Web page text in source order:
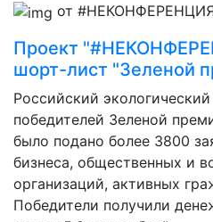
от
Проект
шорт-лист "Зеленой
Российский
победителей Зеленой
было подано более 3800
бизнеса, общественных и
организаций, активных
Победители получили